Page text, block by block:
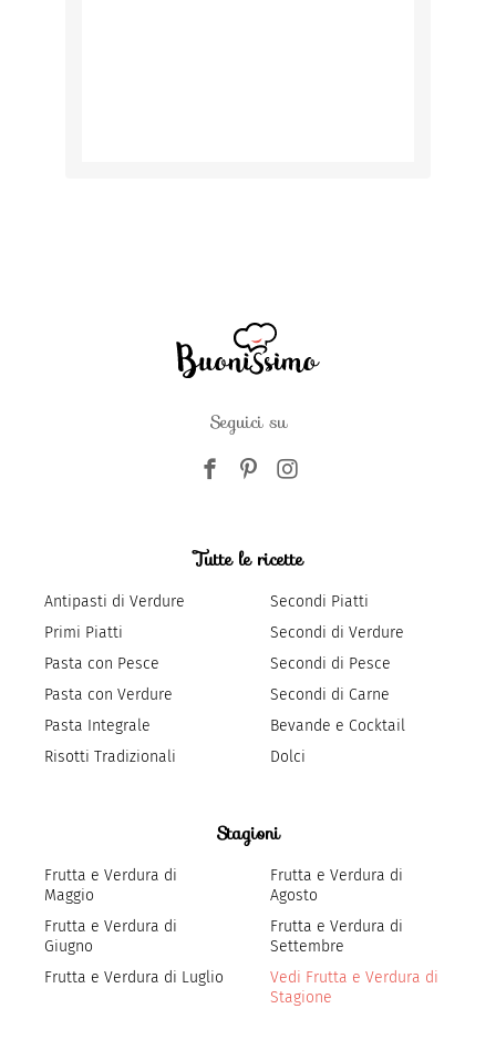
Seguici su
Tutte le ricette
Antipasti di Verdure
Primi Piatti
Pasta con Pesce
Pasta con Verdure
Pasta Integrale
Risotti Tradizionali
Secondi Piatti
Secondi di Verdure
Secondi di Pesce
Secondi di Carne
Bevande e Cocktail
Dolci
Stagioni
Frutta e Verdura di
Maggio
Frutta e Verdura di
Giugno
Frutta e Verdura di Luglio
Frutta e Verdura di
Agosto
Frutta e Verdura di
Settembre
Vedi Frutta e Verdura di
Stagione